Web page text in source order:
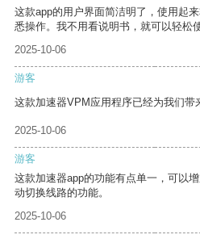
这款app的用户界面简洁明了，使用起
悉操作。我不用看说明书，就可以轻松
2025-10-06
游客
这款加速器VPM应用程序已经为我们带
2025-10-06
游客
这款加速器app的功能有点单一，可以
动切换线路的功能。
2025-10-06